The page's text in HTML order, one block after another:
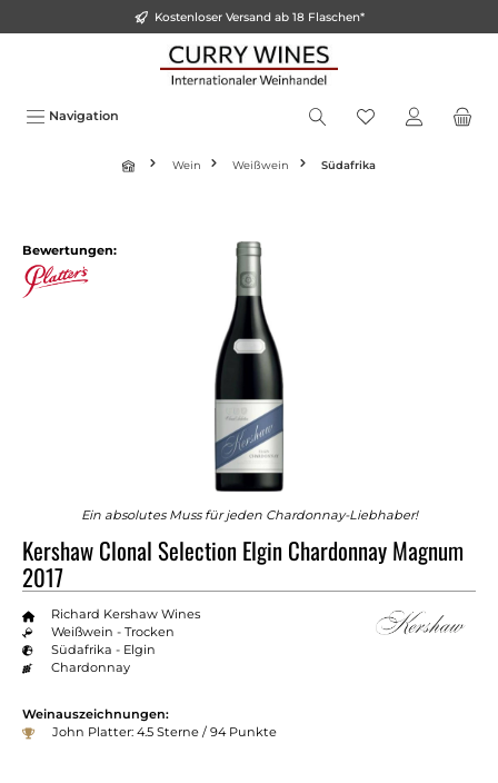
Kostenloser Versand ab 18 Flaschen*
Navigation
Wein Weißwein Südafrika
Bildergalerie überspringen
Bewertungen:
Ein absolutes Muss für jeden Chardonnay-Liebhaber!
Kershaw Clonal Selection Elgin Chardonnay Magnum
2017
Richard Kershaw Wines
Weißwein - Trocken
Südafrika - Elgin
Chardonnay
Weinauszeichnungen:
John Platter: 4.5 Sterne / 94 Punkte